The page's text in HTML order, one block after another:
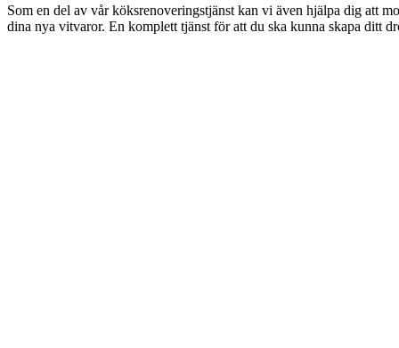
Som en del av vår köksrenoveringstjänst kan vi även hjälpa dig att
dina nya vitvaror. En komplett tjänst för att du ska kunna skapa ditt